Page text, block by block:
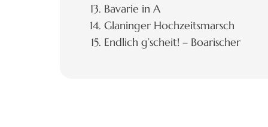
Bavarie in A
Glaninger Hochzeitsmarsch
Endlich g’scheit! – Boarischer